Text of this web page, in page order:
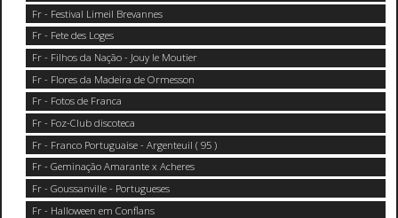
Fr - Festival Limeil Brevannes
Fr - Fete des Loges
Fr - Filhos da Nação - Jouy le Moutier
Fr - Flores da Madeira de Ormesson
Fr - Fotos de Franca
Fr - Foz-Club discoteca
Fr - Franco Portuguaise - Argenteuil ( 95 )
Fr - Geminação Amarante x Acheres
Fr - Goussanville - Portugueses
Fr - Halloween em Conflans